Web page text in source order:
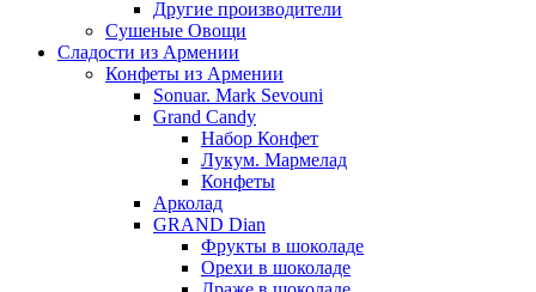
Другие производители
Сушеные Овощи
Сладости из Армении
Конфеты из Армении
Sonuar. Mark Sevouni
Grand Candy
Набор Конфет
Лукум. Мармелад
Конфеты
Арколад
GRAND Dian
Фрукты в шоколаде
Орехи в шоколаде